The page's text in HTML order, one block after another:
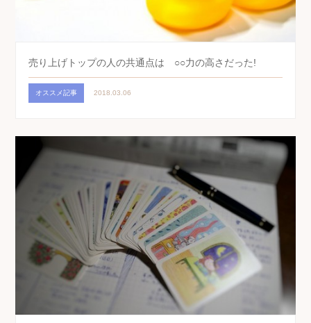
売り上げトップの人の共通点は ○○力の高さだった!
オススメ記事 2018.03.06